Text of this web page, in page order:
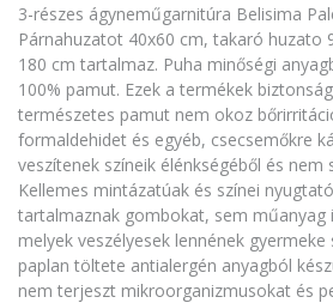
3-részes ágyneműgarnitúra Belisima
Párnahuzatot 40x60 cm, takaró huzato
180 cm tartalmaz. Puha minőségi
100% pamut. Ezek a termékek
természetes pamut nem okoz
formaldehidet és egyéb, csecsemőkre
veszítenek színeik élénkségéből és nem
Kellemes mintázatúak és színei
tartalmaznak gombokat, sem műanyag
melyek veszélyesek lennének gyermeke
paplan töltete antialergén anyagból
nem terjeszt mikroorganizmusokat és